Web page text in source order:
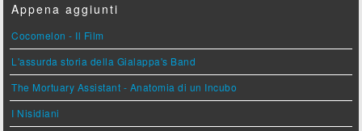
Appena aggiunti
Cocomelon - Il Film
L'assurda storia della Gialappa's Band
The Mortuary Assistant - Anatomia di un Incubo
I Nisidiani